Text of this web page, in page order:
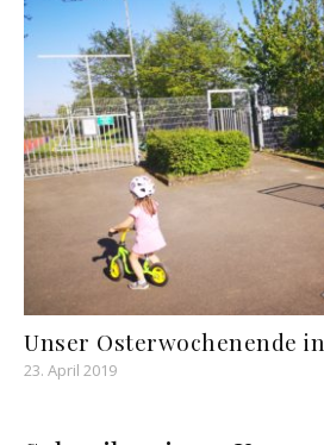
Unser Osterwochenende
23. April 2019